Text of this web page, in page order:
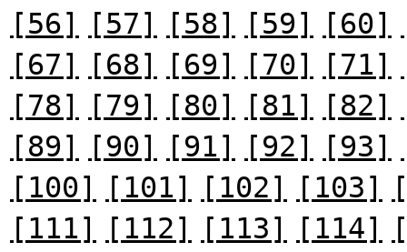
[56]
[57] [58] [59] [60]
[67]
[68] [69] [70] [71]
[78]
[79] [80] [81] [82]
[89]
[90] [91] [92] [93]
[100]
[101] [102] [103]
[111]
[112] [113] [114]